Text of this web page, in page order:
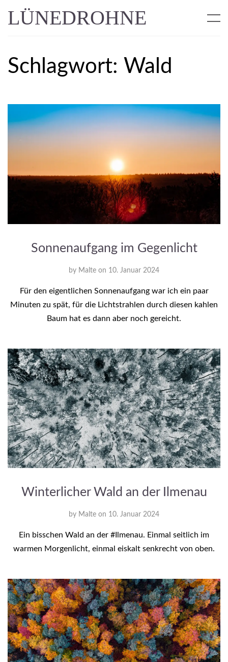
LÜNEDROHNE
Schlagwort: Wald
Sonnenaufgang im Gegenlicht
by Malte on 10. Januar 2024
Für den eigentlichen Sonnenaufgang war ich ein paar
Minuten zu spät, für die Lichtstrahlen durch diesen kahlen
Baum hat es dann aber noch gereicht.
Winterlicher Wald an der Ilmenau
by Malte on 10. Januar 2024
Ein bisschen Wald an der #Ilmenau. Einmal seitlich im
warmen Morgenlicht, einmal eiskalt senkrecht von oben.